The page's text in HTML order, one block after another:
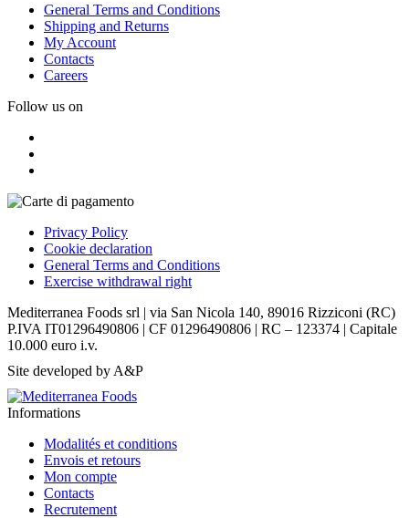
General Terms and Conditions
Shipping and Returns
My Account
Contacts
Careers
Follow us on
Privacy Policy
Cookie declaration
General Terms and Conditions
Exercise withdrawal right
Mediterranea Foods srl | via San Nicola 140, 89016 Rizziconi (RC)
P.IVA IT01296490806 | CF 01296490806 | RC – 123374 | Capitale
10.000 euro i.v.
Site developed by A&P
Informations
Modalités et conditions
Envois et retours
Mon compte
Contacts
Recrutement